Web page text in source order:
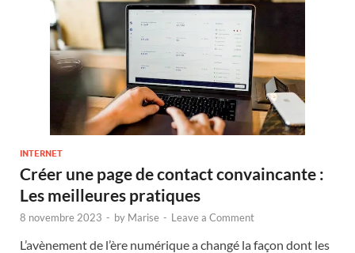
INTERNET
Créer une page de contact convaincante :
Les meilleures pratiques
8 novembre 2023 - by Marise - Leave a Comment
L’avènement de l’ère numérique a changé la façon dont les